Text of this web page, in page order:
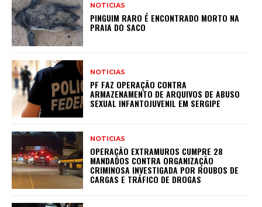
NOTICIAS
PINGUIM RARO É ENCONTRADO MORTO NA
PRAIA DO SACO
NOTICIAS
PF FAZ OPERAÇÃO CONTRA
ARMAZENAMENTO DE ARQUIVOS DE ABUSO
SEXUAL INFANTOJUVENIL EM SERGIPE
NOTICIAS
OPERAÇÃO EXTRAMUROS CUMPRE 28
MANDADOS CONTRA ORGANIZAÇÃO
CRIMINOSA INVESTIGADA POR ROUBOS DE
CARGAS E TRÁFICO DE DROGAS